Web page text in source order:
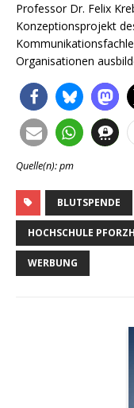
Professor Dr. Felix
Konzeptionsprojekt
Organisationen
Quelle(n): pm
BLUTSPENDE
HOCHSCHULE
WERBUNG